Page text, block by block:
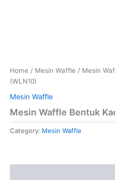
Home / Mesin Waffle / Mesin
(WLN10)
Mesin Waffle
Mesin Waffle Bentuk
Category: Mesin Waffle